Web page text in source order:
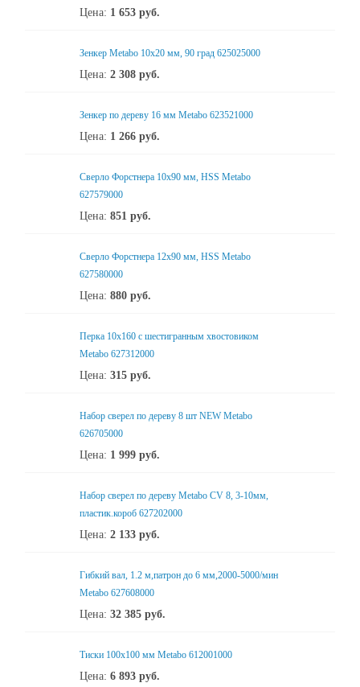
Цена: 1 653 руб.
Зенкер Metabo 10x20 мм, 90 град 625025000
Цена: 2 308 руб.
Зенкер по дереву 16 мм Metabo 623521000
Цена: 1 266 руб.
Сверло Форстнера 10х90 мм, HSS Metabo
627579000
Цена: 851 руб.
Сверло Форстнера 12х90 мм, HSS Metabo
627580000
Цена: 880 руб.
Перка 10x160 с шестигранным хвостовиком
Metabo 627312000
Цена: 315 руб.
Набор сверел по дереву 8 шт NEW Metabo
626705000
Цена: 1 999 руб.
Набор сверел по дереву Metabo CV 8, 3-10мм,
пластик.короб 627202000
Цена: 2 133 руб.
Гибкий вал, 1.2 м,патрон до 6 мм,2000-5000/мин
Metabo 627608000
Цена: 32 385 руб.
Тиски 100х100 мм Metabo 612001000
Цена: 6 893 руб.